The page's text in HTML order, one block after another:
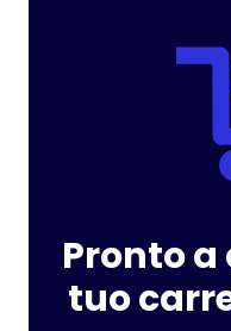
Pronto
tuo